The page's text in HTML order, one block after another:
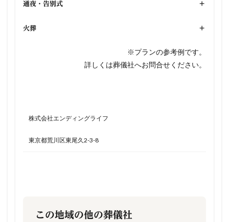
通夜・告別式 +
火葬 +
※プランの参考例です。
詳しくは葬儀社へお問合せください。
株式会社エンディングライフ
東京都荒川区東尾久2-3-8
この地域の他の葬儀社